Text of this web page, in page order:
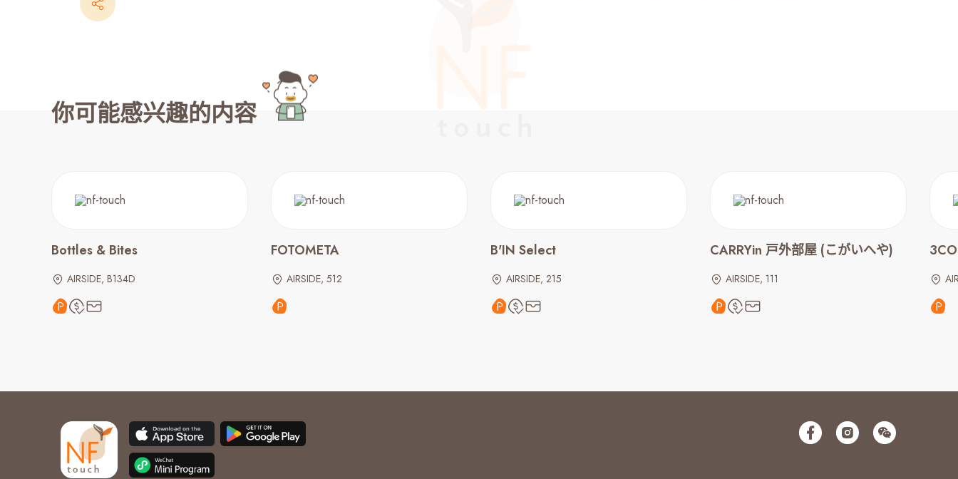
你可能感兴趣的内容
Bottles & Bites
AIRSIDE, B134D
FOTOMETA
AIRSIDE, 512
B'IN Select
AIRSIDE, 215
CARRYin 戸外部屋 (こがいへや)
AIRSIDE, 111